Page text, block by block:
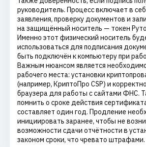
руководитель. Процесс включает в
заявления, проверку документов и
на защищённый носитель — токен
Именно этот физический носитель
использоваться для подписания
быть подключён к компьютеру при
Важным нюансом является
рабочего места: установки
(например, КриптоПро CSP) и
браузера для работы с сайтами ФНС.
помнить о сроке действия
составляет один год. Продление
инициировать заранее, чтобы не
возможности сдачи отчётности в
законом сроки, что чревато штрафами.